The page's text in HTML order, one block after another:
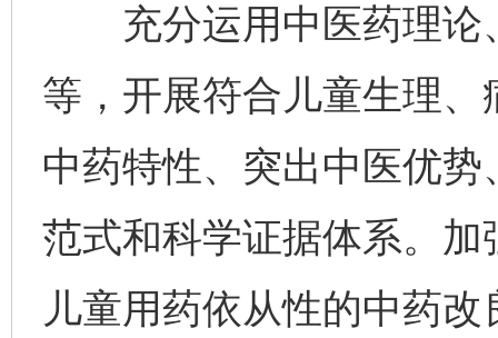
充分运用中医药理论
等，开展符合儿童生理
中药特性、突出中医优
范式和科学证据体系。
儿童用药依从性的中药